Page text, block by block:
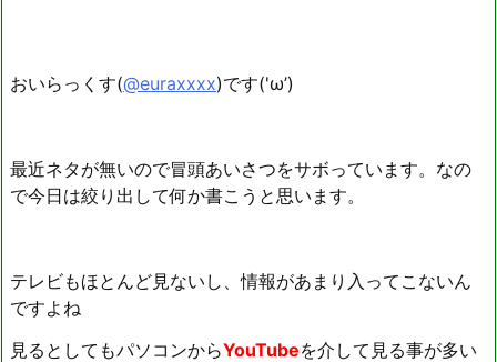
おいらっくす(@euraxxxx)です('ω’)
最近ネタが無いので冒頭あいさつをサボっています。なの
で今日は絞り出して何か書こうと思います。
テレビもほとんど見ないし、情報があまり入ってこないん
ですよね
見るとしてもパソコンからYouTubeを介して見る事が多い